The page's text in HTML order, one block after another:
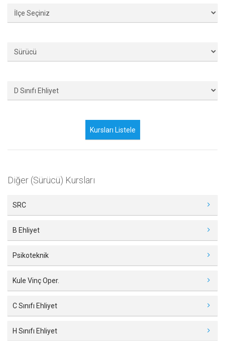
Diğer (Sürücü) Kursları
SRC
B Ehliyet
Psikoteknik
Kule Vinç Oper.
C Sınıfı Ehliyet
H Sınıfı Ehliyet